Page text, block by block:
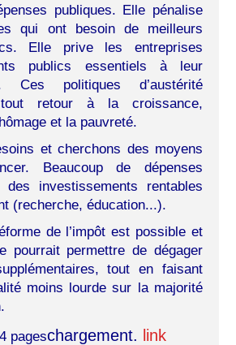
publiques. Elle pénalise
qui ont besoin de meilleurs
Elle prive les entreprises
publics essentiels à leur
Ces politiques d’austérité
tout retour à la croissance,
et la pauvreté.
et cherchons des moyens
Beaucoup de dépenses
des investissements rentables
(recherche, éducation...).
de l’impôt est possible et
pourrait permettre de dégager
tout en faisant
moins lourde sur la majorité
pageschargement. link